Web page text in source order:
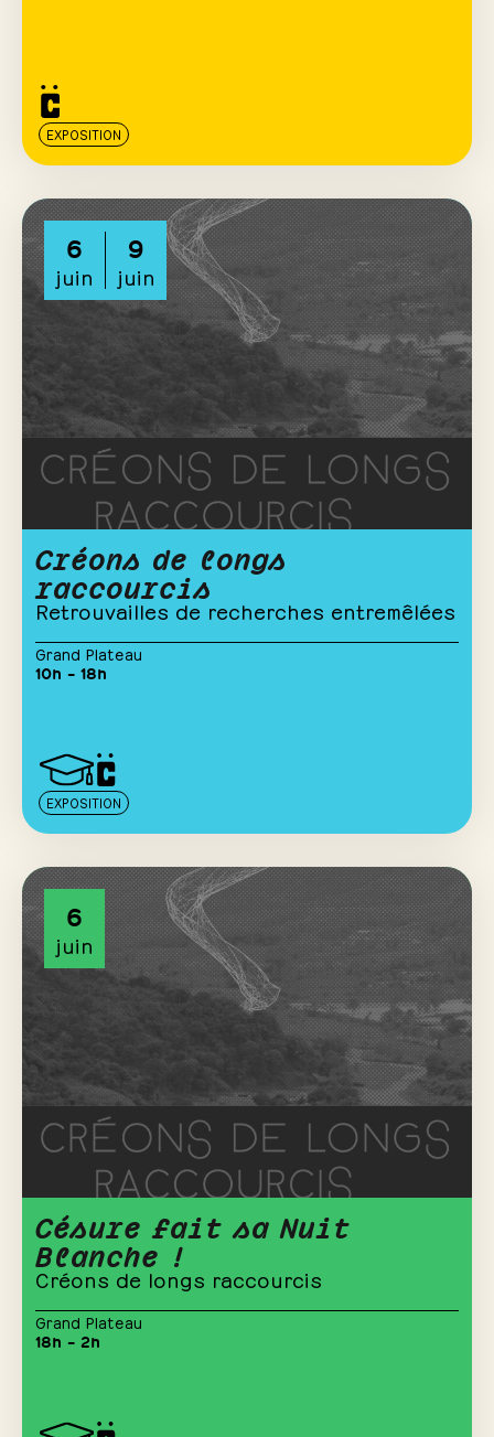
EXPOSITION
6
juin
9
juin
Créons de longs
raccourcis
Retrouvailles de recherches entremêlées
Grand Plateau
10h – 18h
EXPOSITION
6
juin
Césure fait sa Nuit
Blanche !
Créons de longs raccourcis
Grand Plateau
18h – 2h